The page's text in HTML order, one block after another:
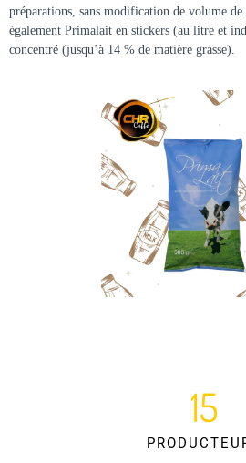
préparations, sans modification de volume
également Primalait en stickers (au litre et
concentré (jusqu’à 14 % de matière grasse).
15